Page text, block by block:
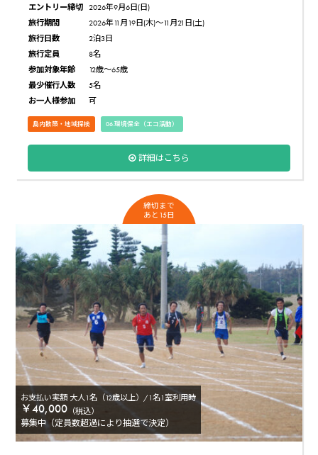
エントリー締切 2026年9月6日(日)
旅行期間
2026年11月19日(木)〜11月21日(土)
旅行日数
2泊3日
旅行定員
8名
参加対象年齢
12歳〜65歳
最少催行人数
5名
お一人様参加
可
島内散策・地域探検 06.環境保全（エコ活動）
詳細はこちら
締切まで
あと15日
お支払い実額 大人1名（12歳以上）/1名1室利用時
￥40,000（税込）
募集中（定員数超過により抽選で決定）